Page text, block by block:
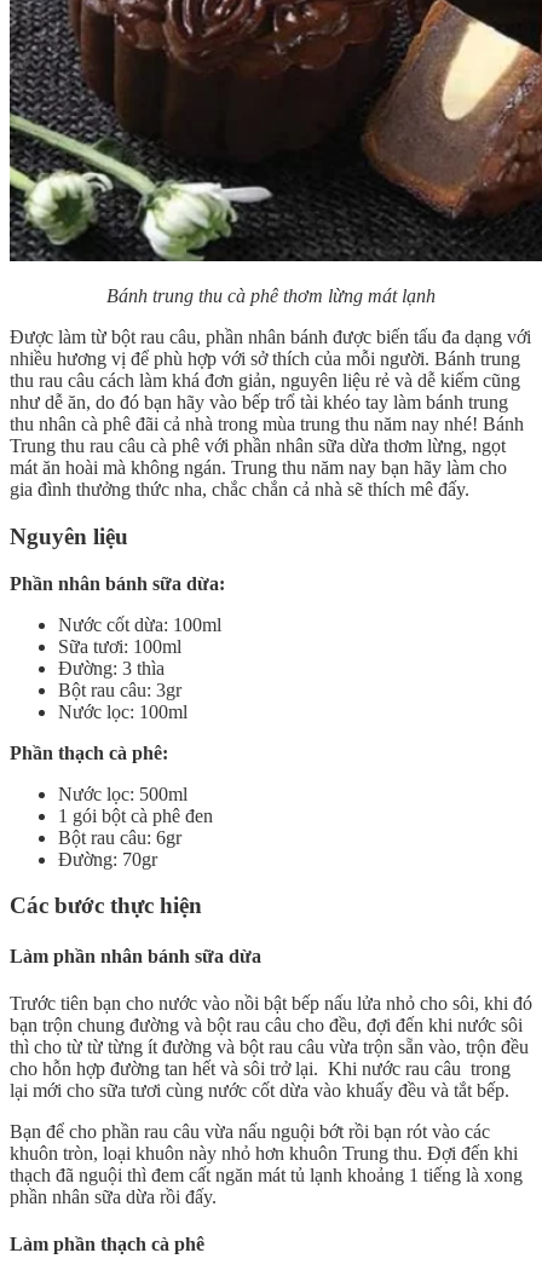
Bánh trung thu cà phê thơm lừng mát lạnh
Được làm từ bột rau câu, phần nhân bánh được biến tấu đa dạng với
nhiều hương vị để phù hợp với sở thích của mỗi người. Bánh trung
thu rau câu cách làm khá đơn giản, nguyên liệu rẻ và dễ kiếm cũng
như dễ ăn, do đó bạn hãy vào bếp trổ tài khéo tay làm bánh trung
thu nhân cà phê đãi cả nhà trong mùa trung thu năm nay nhé! Bánh
Trung thu rau câu cà phê với phần nhân sữa dừa thơm lừng, ngọt
mát ăn hoài mà không ngán. Trung thu năm nay bạn hãy làm cho
gia đình thưởng thức nha, chắc chắn cả nhà sẽ thích mê đấy.
Nguyên liệu
Phần nhân bánh sữa dừa:
Nước cốt dừa: 100ml
Sữa tươi: 100ml
Đường: 3 thìa
Bột rau câu: 3gr
Nước lọc: 100ml
Phần thạch cà phê:
Nước lọc: 500ml
1 gói bột cà phê đen
Bột rau câu: 6gr
Đường: 70gr
Các bước thực hiện
Làm phần nhân bánh sữa dừa
Trước tiên bạn cho nước vào nồi bật bếp nấu lửa nhỏ cho sôi, khi đó
bạn trộn chung đường và bột rau câu cho đều, đợi đến khi nước sôi
thì cho từ từ từng ít đường và bột rau câu vừa trộn sẵn vào, trộn đều
cho hỗn hợp đường tan hết và sôi trở lại. Khi nước rau câu trong
lại mới cho sữa tươi cùng nước cốt dừa vào khuấy đều và tắt bếp.
Bạn để cho phần rau câu vừa nấu nguội bớt rồi bạn rót vào các
khuôn tròn, loại khuôn này nhỏ hơn khuôn Trung thu. Đợi đến khi
thạch đã nguội thì đem cất ngăn mát tủ lạnh khoảng 1 tiếng là xong
phần nhân sữa dừa rồi đấy.
Làm phần thạch cà phê